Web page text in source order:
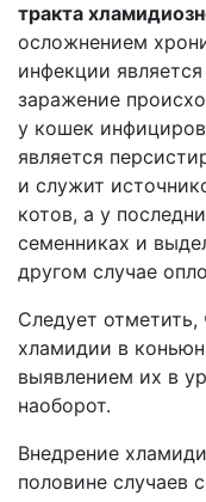
тракта
осложнением
инфекции
заражение
у кошек
является
и служит
котов, а у
семенниках и
другом случае
Следует отметить,
хламидии в
выявлением их в
наоборот.
Внедрение
половине случаев